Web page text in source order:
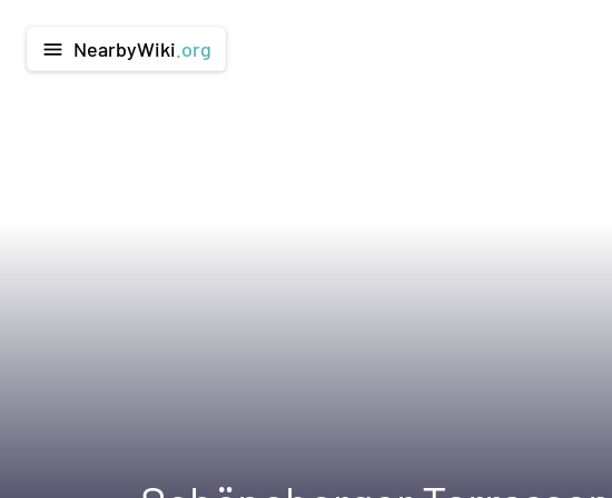
menu NearbyWiki .org